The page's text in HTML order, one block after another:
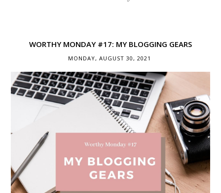
WORTHY MONDAY #17: MY BLOGGING GEARS
MONDAY, AUGUST 30, 2021